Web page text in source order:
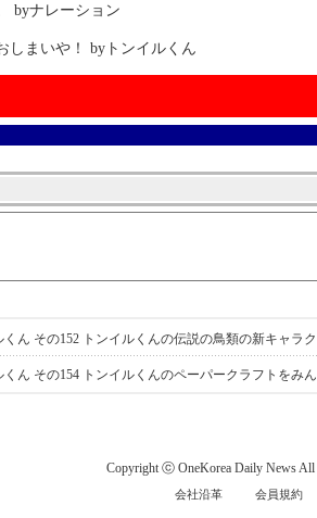
byナレーション
しまいや！ byトンイルくん
くん その152 トンイルくんの伝説の鳥類の新キャラ
くん その154 トンイルくんのペーパークラフトをみ
Copyright ⓒ OneKorea Daily News All
会社沿革 会員規約